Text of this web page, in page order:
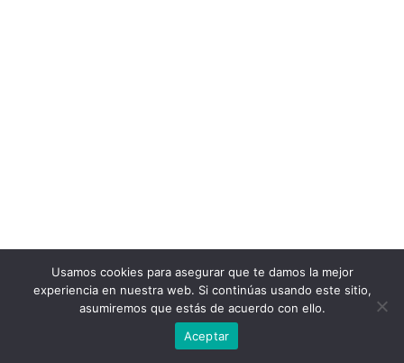
Usamos cookies para asegurar que te damos la mejor
experiencia en nuestra web. Si continúas usando este sitio,
asumiremos que estás de acuerdo con ello.
Aceptar